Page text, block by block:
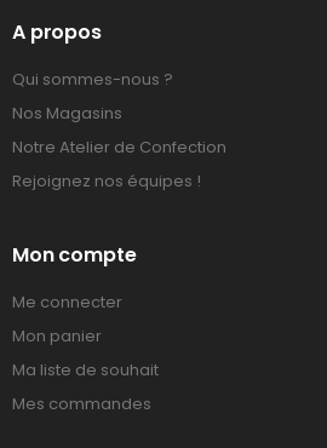
A propos
Qui sommes-nous ?
Nos Magasins
Notre Atelier de Confection
Rejoignez nos équipes !
Mon compte
Me connecter
Mon panier
Ma liste de souhait
Mes commandes